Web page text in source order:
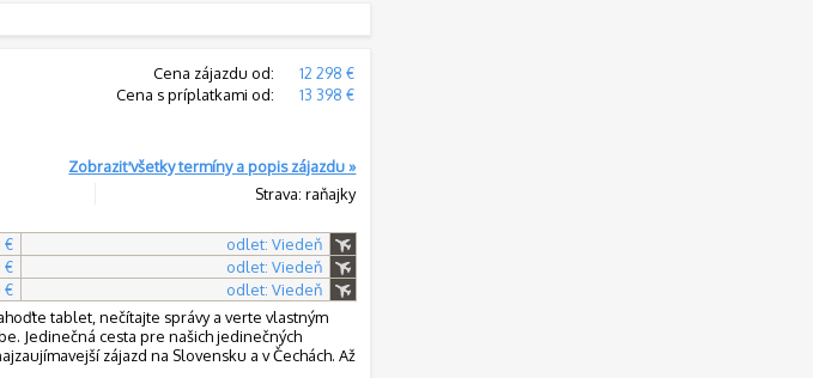
Cena zájazdu od:
12 298 €
Cena s príplatkami od:
13 398 €
Zobraziť všetky termíny a popis zájazdu »
Strava: raňajky
€
odlet: Viedeň
€
odlet: Viedeň
€
odlet: Viedeň
tablet, nečítajte správy a verte vlastným
Jedinečná cesta pre našich jedinečných
zájazd na Slovensku a v Čechách. Až